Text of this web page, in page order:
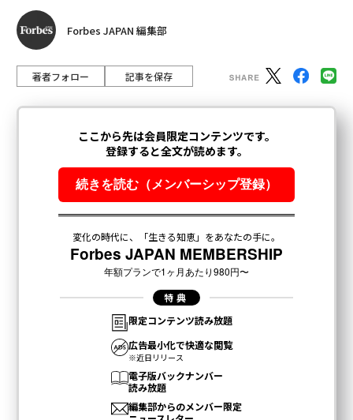
Forbes JAPAN 編集部
著者フォロー 記事を保存